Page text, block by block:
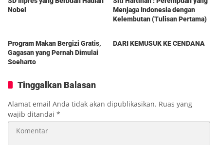
Nobel
Menjaga Indonesia dengan
Kelembutan (Tulisan Pertama)
Program Makan Bergizi Gratis,
Gagasan yang Pernah Dimulai
Soeharto
DARI KEMUSUK KE CENDANA
Tinggalkan Balasan
Alamat email Anda tidak akan dipublikasikan. Ruas yang
wajib ditandai *